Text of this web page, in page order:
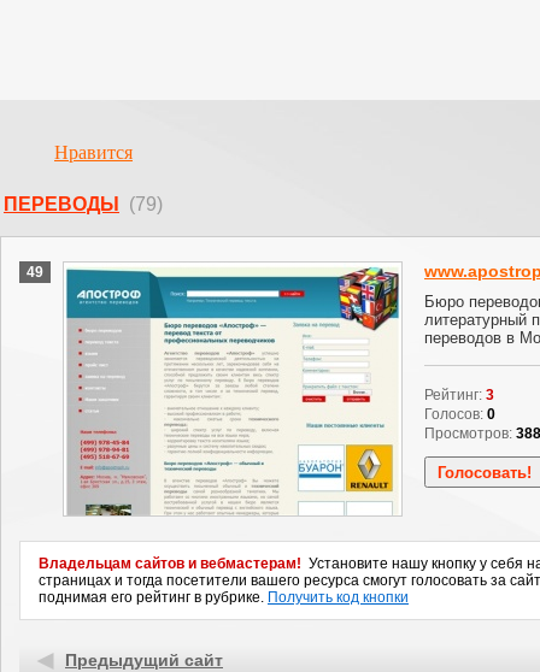
Нравится
ПЕРЕВОДЫ (79)
49
Бюро
литературный
переводов в
Рейтинг: 3
Голосов: 0
Просмотров:
Владельцам сайтов и вебмастерам! Установите нашу кнопку у себя
страницах и тогда посетители вашего ресурса смогут голосовать за
поднимая его рейтинг в рубрике. Получить код кнопки
Предыдущий сайт